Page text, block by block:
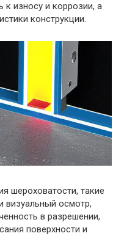
к износу и коррозии, а
конструкции.
шероховатости, такие
визуальный осмотр,
в разрешении,
поверхности и